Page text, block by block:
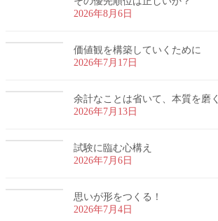
2026年8月6日
価値観を構築していくために
2026年7月17日
余計なことは省いて、本質を磨く
2026年7月13日
試験に臨む心構え
2026年7月6日
思いが形をつくる！
2026年7月4日